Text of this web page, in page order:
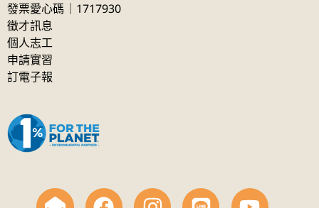
發票愛心碼｜1717930
徵才訊息
個人志工
申請實習
訂電子報